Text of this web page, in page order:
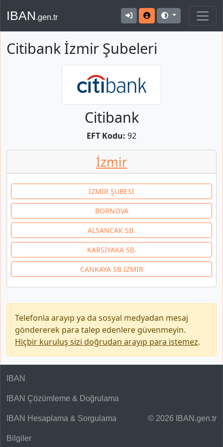
IBAN.gen.tr
Citibank İzmir Şubeleri
Citibank
EFT Kodu: 92
İzmir
İZMİR ŞUBESİ
BORNOVA
ALSANCAK SB.
KARSIYAKA SB.
CANKAYA SB IZMIR
Telefonla arayıp ya da sosyal medyadan mesaj
göndererek para talep edenlere güvenmeyin.
Hiçbir kuruluş sizi doğrudan arayıp para istemez.
© 2026 IBAN.gen.tr
IBAN
IBAN Çözümleme & Doğrulama
IBAN Hesaplama & Sorgulama
Bilgiler